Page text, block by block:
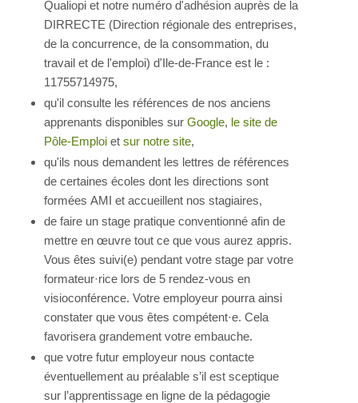
Qualiopi et notre numéro d'adhésion auprès de la
DIRRECTE (Direction régionale des entreprises,
de la concurrence, de la consommation, du
travail et de l'emploi) d'Ile-de-France est le :
11755714975,
qu'il consulte les références de nos anciens
apprenants disponibles sur Google, le site de
Pôle-Emploi et sur notre site,
qu'ils nous demandent les lettres de références
de certaines écoles dont les directions sont
formées AMI et accueillent nos stagiaires,
de faire un stage pratique conventionné afin de
mettre en œuvre tout ce que vous aurez appris.
Vous êtes suivi(e) pendant votre stage par votre
formateur·rice lors de 5 rendez-vous en
visioconférence. Votre employeur pourra ainsi
constater que vous êtes compétent·e. Cela
favorisera grandement votre embauche.
que votre futur employeur nous contacte
éventuellement au préalable s’il est sceptique
sur l’apprentissage en ligne de la pédagogie